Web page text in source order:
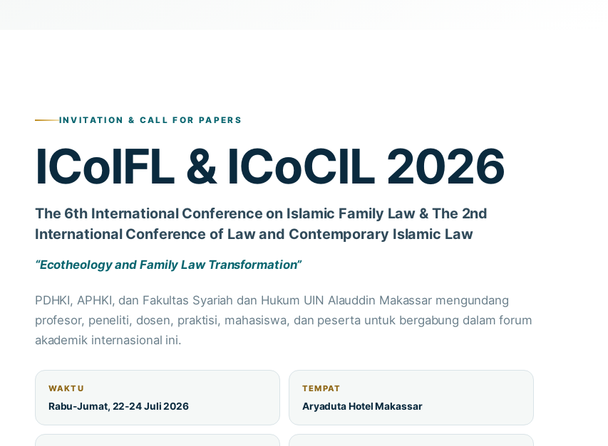
INVITATION & CALL FOR PAPERS
ICoIFL & ICoCIL 2026
The 6th International Conference on Islamic Family Law & The 2nd
International Conference of Law and Contemporary Islamic Law
“Ecotheology and Family Law Transformation”
PDHKI, APHKI, dan Fakultas Syariah dan Hukum UIN Alauddin Makassar mengundang
profesor, peneliti, dosen, praktisi, mahasiswa, dan peserta untuk bergabung dalam forum
akademik internasional ini.
WAKTU
Rabu-Jumat, 22-24 Juli 2026
TEMPAT
Aryaduta Hotel Makassar